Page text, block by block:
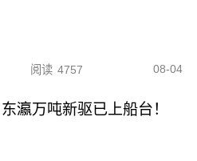
阅读 4757 08-04
瀛万吨新驱已上船台！